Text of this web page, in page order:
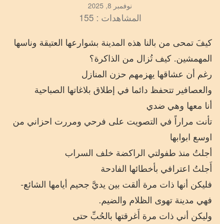
نوفمبر 8, 2025
المشاهدات : 155
كيفَ تمحى من بالنا هذه المدينة بشوارعها العتيقة وناسها
المهمشين. كيف تُزال من الذاكرة؟
رغم أن عشاقها يهزمهم حزن المنازل
والعصافير تتحفظ دائما في إطلاق بلاغاتها الصباحية
أنا معها وهي ضدي
تأنت مراراً في التصويت على فرحي ومررت احزاني من
اوسع ابوابها
أجلتُ منذ طفولتي الراكضة خلف السراب
أَجلتُ اعترافي بأخطائها الفادحة
فليكن أنها ذات مرة ألقت بين يديَّ جحيم أيامها الشائع-
فهي مدينة تهوى الظلام والضيم.
وليكن أني ذات مرة أَغرقتها بالحُبِّ حتى